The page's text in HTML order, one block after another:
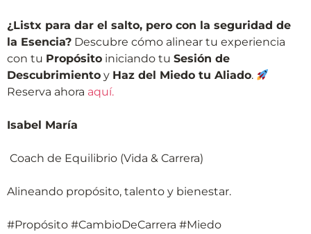
¿Listx para dar el salto, pero con la seguridad de
la Esencia? Descubre cómo alinear tu experiencia
con tu Propósito iniciando tu Sesión de
Descubrimiento y Haz del Miedo tu Aliado.
Reserva ahora aquí.
Isabel María
Coach de Equilibrio (Vida & Carrera)
Alineando propósito, talento y bienestar.
#Propósito #CambioDeCarrera #Miedo